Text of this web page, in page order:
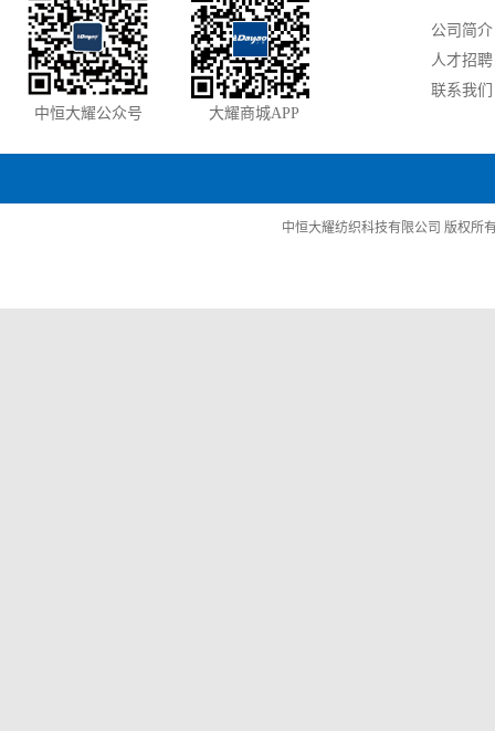
中恒大耀公众号 大耀商城APP
公司简介
人才招聘
联系我们
中恒大耀纺织科技有限公司 版权